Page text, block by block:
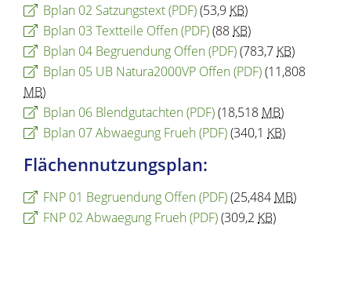
Bplan 02 Satzungstext(PDF)(53,9 KB)
Bplan 03 Textteile Offen(PDF)(88 KB)
Bplan 04 Begruendung Offen(PDF)(783,7 KB)
Bplan 05 UB Natura2000VP Offen(PDF)(11,808
MB)
Bplan 06 Blendgutachten(PDF)(18,518 MB)
Bplan 07 Abwaegung Frueh(PDF)(340,1 KB)
Flächennutzungsplan:
FNP 01 Begruendung Offen(PDF)(25,484 MB)
FNP 02 Abwaegung Frueh(PDF)(309,2 KB)